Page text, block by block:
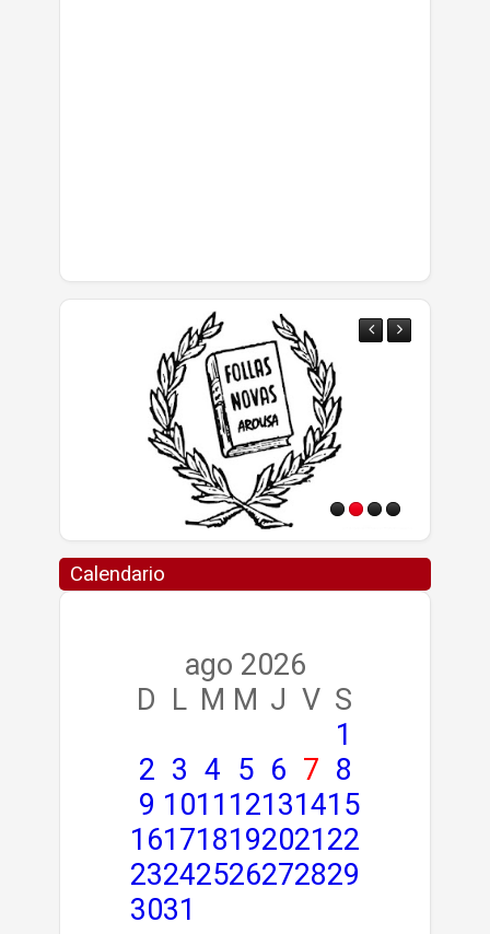
Calendario
ago 2026
D L M M J V S
1
2 3 4 5 6 7 8
9 1011 12131415
16171819202122
23242526272829
3031